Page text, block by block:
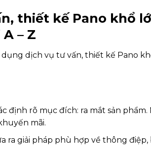
thiết kế Pano khổ
– Z
dịch vụ tư vấn, thiết kế Pano
định rõ mục đích: ra mắt sản phẩm.
mãi.
ra giải pháp phù hợp về thông điệp,